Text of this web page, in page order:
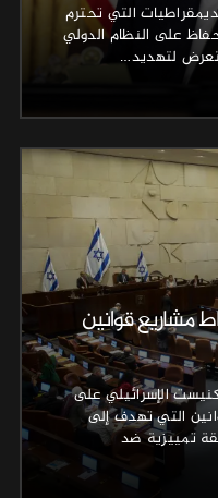
التي تحترم
على النظام الدولي
لتهديد…
مشاريع قوانين
الإسرائيلي على
التي تهدف إلى
تمييزية ضد